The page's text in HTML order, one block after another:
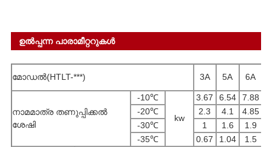
ഉൽപ്പന്ന പാരാമീറ്ററുകൾ
മോഡൽ(HTLT-***) 3A 5A 6A
നാമമാത്ര തണുപ്പിക്കൽ
ശേഷി
-10℃
kw
3.67 6.54 7.88
-20℃
2.3 4.1 4.85
-30℃
1 1.6 1.9
-35℃
0.67 1.04 1.5